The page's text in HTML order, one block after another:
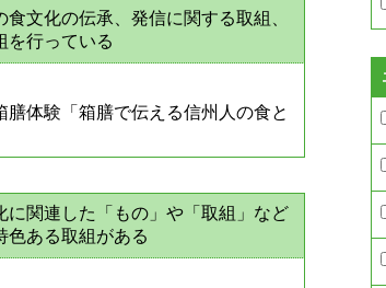
文化の伝承、発信に関する取組、
を行っている
体験「箱膳で伝える信州人の食と
関連した「もの」や「取組」など
色ある取組がある